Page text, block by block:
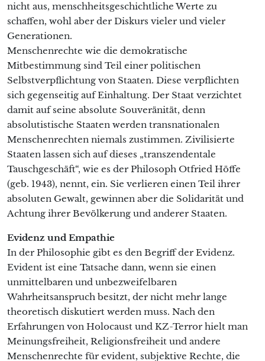
nicht aus, menschheitsgeschichtliche Werte zu
schaffen, wohl aber der Diskurs vieler und vieler
Generationen.
Menschenrechte wie die demokratische
Mitbestimmung sind Teil einer politischen
Selbstverpflichtung von Staaten. Diese verpflichten
sich gegenseitig auf Einhaltung. Der Staat verzichtet
damit auf seine absolute Souveränität, denn
absolutistische Staaten werden transnationalen
Menschenrechten niemals zustimmen. Zivilisierte
Staaten lassen sich auf dieses „transzendentale
Tauschgeschäft“, wie es der Philosoph Otfried Höffe
(geb. 1943), nennt, ein. Sie verlieren einen Teil ihrer
absoluten Gewalt, gewinnen aber die Solidarität und
Achtung ihrer Bevölkerung und anderer Staaten.
Evidenz und Empathie
In der Philosophie gibt es den Begriff der Evidenz.
Evident ist eine Tatsache dann, wenn sie einen
unmittelbaren und unbezweifelbaren
Wahrheitsanspruch besitzt, der nicht mehr lange
theoretisch diskutiert werden muss. Nach den
Erfahrungen von Holocaust und KZ-Terror hielt man
Meinungsfreiheit, Religionsfreiheit und andere
Menschenrechte für evident, subjektive Rechte, die